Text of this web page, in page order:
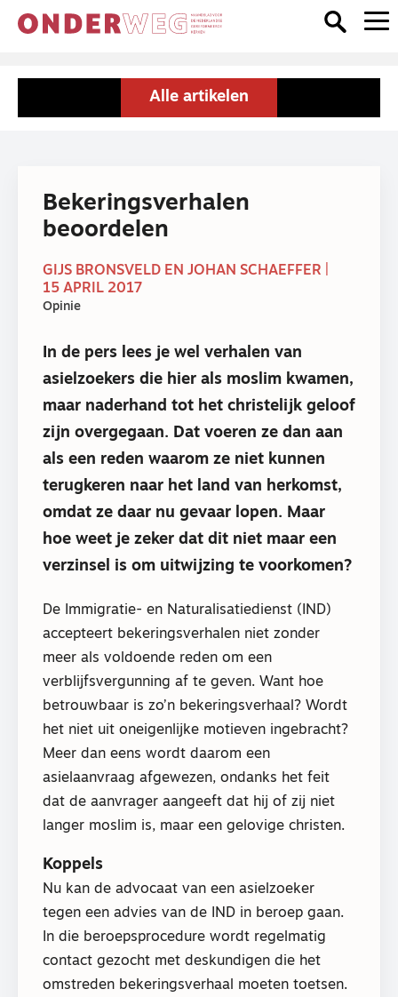
Alle artikelen
Bekeringsverhalen
beoordelen
GIJS BRONSVELD EN JOHAN SCHAEFFER |
15 APRIL 2017
Opinie
In de pers lees je wel verhalen van
asielzoekers die hier als moslim kwamen,
maar naderhand tot het christelijk geloof
zijn overgegaan. Dat voeren ze dan aan
als een reden waarom ze niet kunnen
terugkeren naar het land van herkomst,
omdat ze daar nu gevaar lopen. Maar
hoe weet je zeker dat dit niet maar een
verzinsel is om uitwijzing te voorkomen?
De Immigratie- en Naturalisatiedienst (IND)
accepteert bekeringsverhalen niet zonder
meer als voldoende reden om een
verblijfsvergunning af te geven. Want hoe
betrouwbaar is zo’n bekeringsverhaal? Wordt
het niet uit oneigenlijke motieven ingebracht?
Meer dan eens wordt daarom een
asielaanvraag afgewezen, ondanks het feit
dat de aanvrager aangeeft dat hij of zij niet
langer moslim is, maar een gelovige christen.
Koppels
Nu kan de advocaat van een asielzoeker
tegen een advies van de IND in beroep gaan.
In die beroepsprocedure wordt regelmatig
contact gezocht met deskundigen die het
omstreden bekeringsverhaal moeten toetsen.